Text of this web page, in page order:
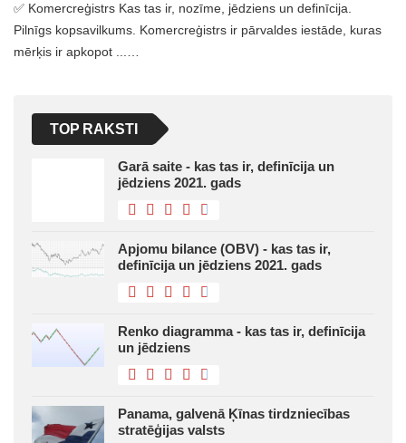
✅ Komercreģistrs Kas tas ir, nozīme, jēdziens un definīcija.
Pilnīgs kopsavilkums. Komercreģistrs ir pārvaldes iestāde, kuras
mērķis ir apkopot ...…
TOP RAKSTI
Garā saite - kas tas ir, definīcija un
jēdziens 2021. gads
Apjomu bilance (OBV) - kas tas ir,
definīcija un jēdziens 2021. gads
Renko diagramma - kas tas ir, definīcija
un jēdziens
Panama, galvenā Ķīnas tirdzniecības
stratēģijas valsts